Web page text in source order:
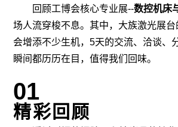
回顾工博会核心专业展--数控机床
场人流穿梭不息。其中，大族激光展
会增添不少生机，5天的交流、洽谈、
瞬间都历历在目，值得我们回味。
01
精彩回顾